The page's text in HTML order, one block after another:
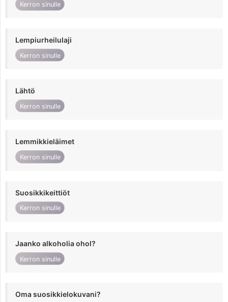
Kerron sinulle
Lempiurheilulaji
Kerron sinulle
Lähtö
Kerron sinulle
Lemmikkieläimet
Kerron sinulle
Suosikkikeittiöt
Kerron sinulle
Jaanko alkoholia ohol?
Kerron sinulle
Oma suosikkielokuvani?